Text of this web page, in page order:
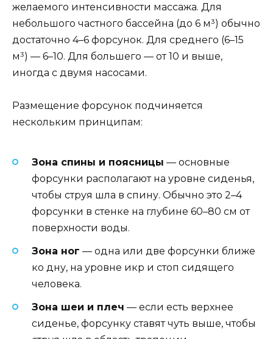
желаемого интенсивности массажа. Для
небольшого частного бассейна (до 6 м³) обычно
достаточно 4–6 форсунок. Для среднего (6–15
м³) — 6–10. Для большего — от 10 и выше,
иногда с двумя насосами.
Размещение форсунок подчиняется
нескольким принципам:
Зона спины и поясницы — основные
форсунки располагают на уровне сиденья,
чтобы струя шла в спину. Обычно это 2–4
форсунки в стенке на глубине 60–80 см от
поверхности воды.
Зона ног — одна или две форсунки ближе
ко дну, на уровне икр и стоп сидящего
человека.
Зона шеи и плеч — если есть верхнее
сиденье, форсунку ставят чуть выше, чтобы